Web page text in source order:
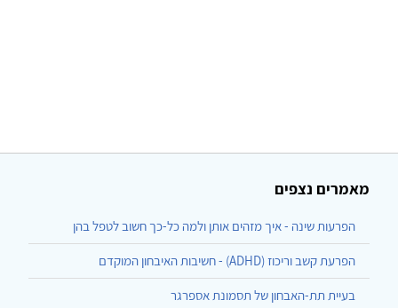
מאמרים נצפים
הפרעות שינה - איך מזהים אותן ולמה כל-כך חשוב לטפל בהן
הפרעת קשב וריכוז (ADHD) - חשיבות האיבחון המוקדם
בעיית תת-האבחון של תסמונת אספרגר